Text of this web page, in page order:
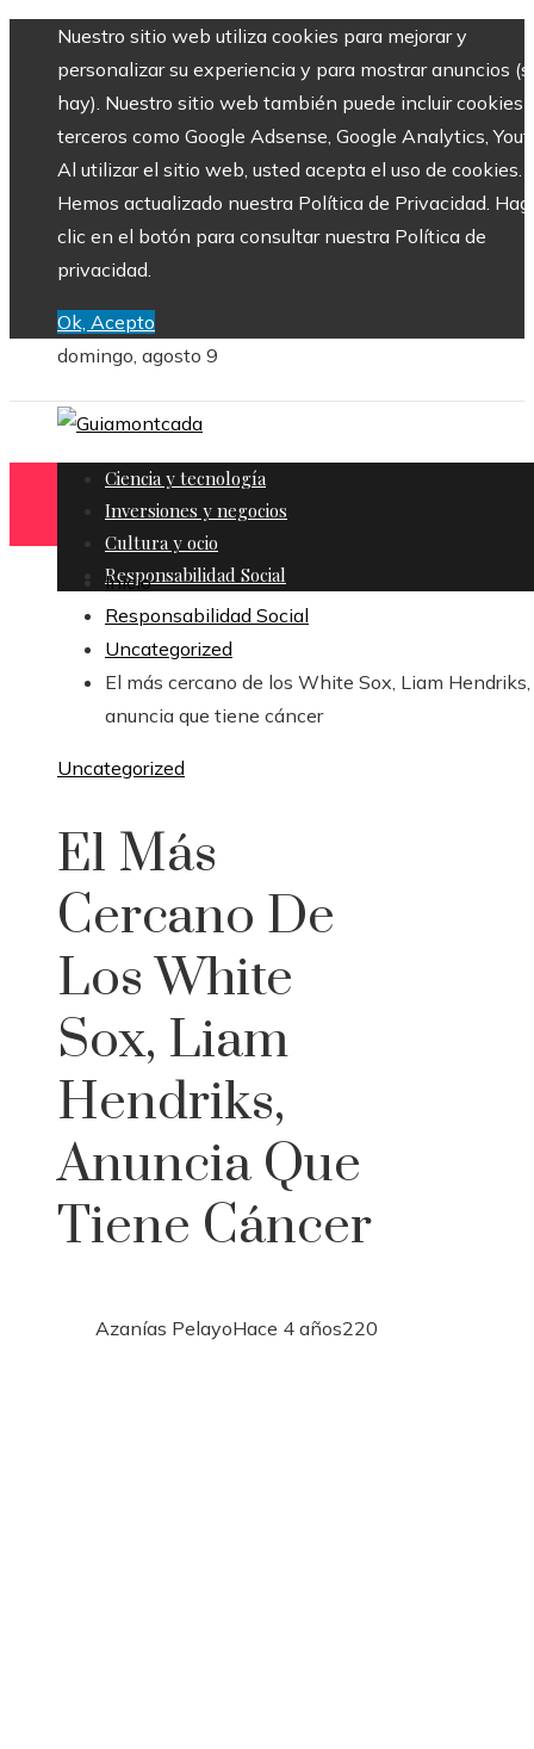
Nuestro sitio web utiliza cookies para mejorar y
personalizar su experiencia y para mostrar anuncios
hay). Nuestro sitio web también puede incluir cookies
terceros como Google Adsense, Google Analytics,
Al utilizar el sitio web, usted acepta el uso de cookies.
Hemos actualizado nuestra Política de Privacidad.
clic en el botón para consultar nuestra Política de
privacidad.
Ok, Acepto
domingo, agosto 9
Ciencia y tecnología
Inversiones y negocios
Cultura y ocio
Responsabilidad Social
Inicio
Responsabilidad Social
Uncategorized
El más cercano de los White Sox, Liam Hendriks,
anuncia que tiene cáncer
Uncategorized
El Más
Cercano De
Los White
Sox, Liam
Hendriks,
Anuncia Que
Tiene Cáncer
Azanías PelayoHace 4 años220